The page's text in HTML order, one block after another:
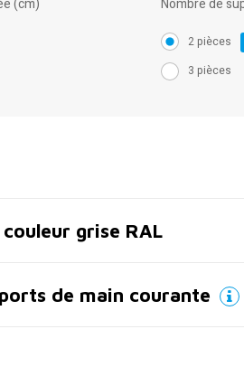
(cm) Nombre de
2 pièces
3 pièces
grise RAL
de main courante